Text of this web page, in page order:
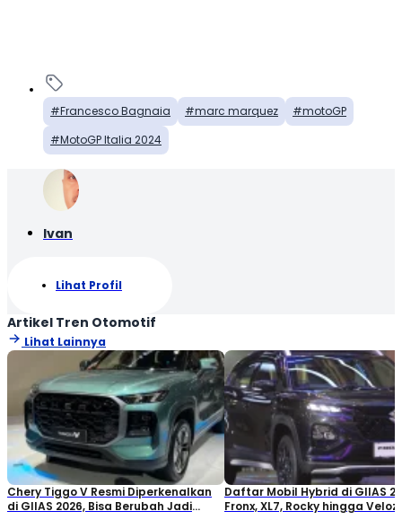
Francesco Bagnaia marc marquez
motoGP
MotoGP Italia 2024
Ivan
Lihat Profil
Artikel Tren Otomotif
Lihat Lainnya
Chery Tiggo V Resmi Diperkenalkan
di GIIAS 2026, Bisa Berubah Jadi
Daftar Mobil Hybrid di GIIAS
Fronx, XL7, Rocky hingga Veloz!